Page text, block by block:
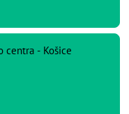
centra - Košice